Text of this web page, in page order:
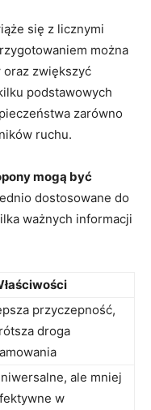
⁤się ⁤z licznymi
‍można
oraz ‍zwiększyć
podstawowych
zarówno
ruchu.
mogą być
dostosowane do
ważnych⁤ informacji
przyczepność,
droga
ale mniej
w